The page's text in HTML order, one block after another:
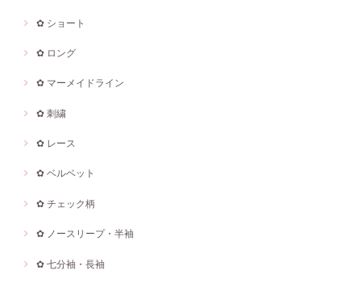
✿ ショート
✿ ロング
✿ マーメイドライン
✿ 刺繍
✿ レース
✿ ベルベット
✿ チェック柄
✿ ノースリープ・半袖
✿ 七分袖・長袖